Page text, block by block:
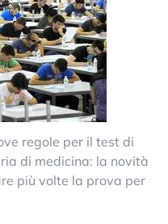
regole per il test di
di medicina: la novità
più volte la prova per